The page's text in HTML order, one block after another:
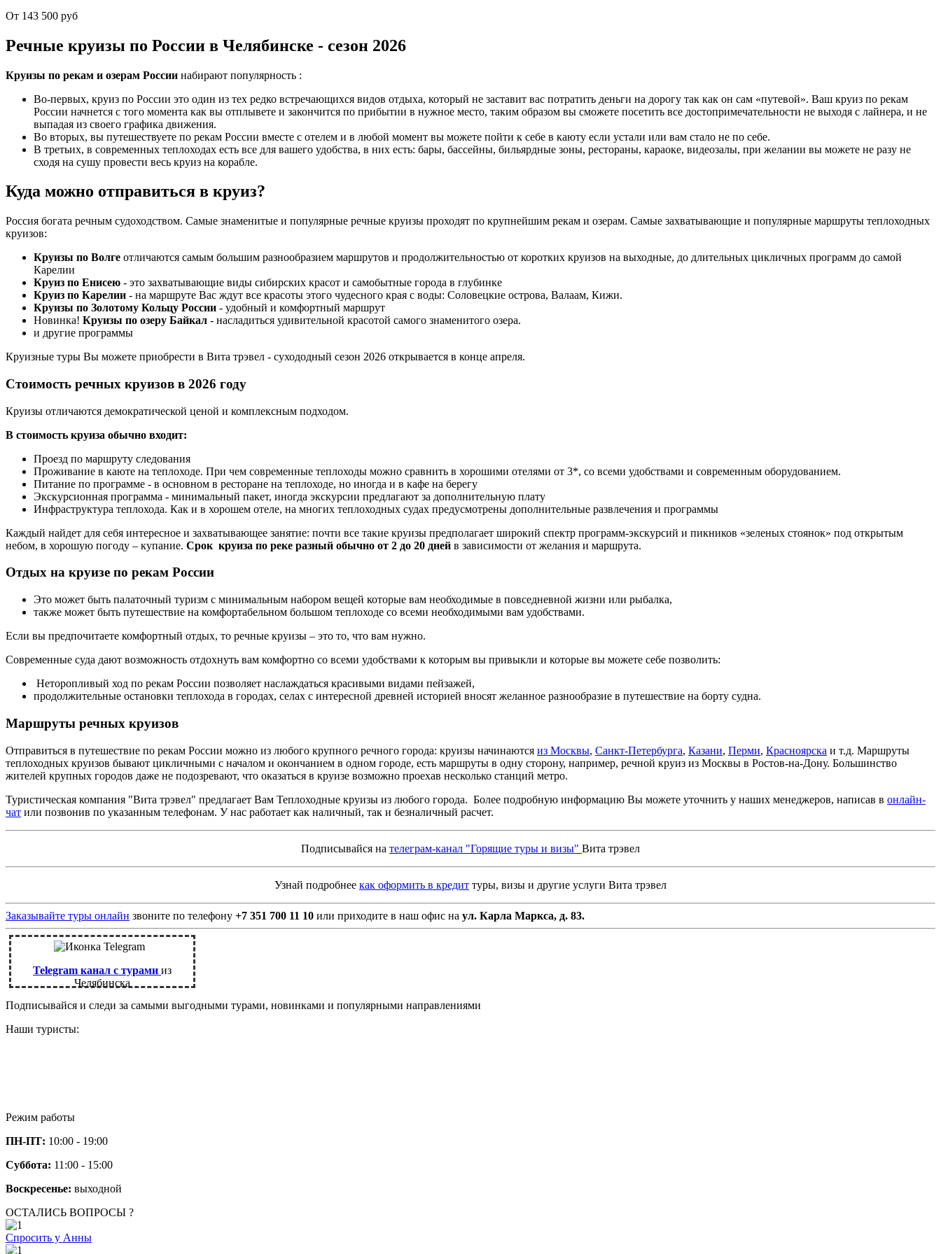
От 143 500 руб
Речные круизы по России в Челябинске - сезон 2026
Круизы по рекам и озерам России набирают популярность :
Во-первых, круиз по России это один из тех редко встречающихся видов отдыха, который не заставит вас потратить деньги на дорогу так как он сам «путевой». Ваш круиз по рекам
России начнется с того момента как вы отплывете и закончится по прибытии в нужное место, таким образом вы сможете посетить все достопримечательности не выходя с лайнера, и не
выпадая из своего графика движения.
Во вторых, вы путешествуете по рекам России вместе с отелем и в любой момент вы можете пойти к себе в каюту если устали или вам стало не по себе.
В третьих, в современных теплоходах есть все для вашего удобства, в них есть: бары, бассейны, бильярдные зоны, рестораны, караоке, видеозалы, при желании вы можете не разу не
сходя на сушу провести весь круиз на корабле.
Куда можно отправиться в круиз?
Россия богата речным судоходством. Самые знаменитые и популярные речные круизы проходят по крупнейшим рекам и озерам. Самые захватывающие и популярные маршруты теплоходных
круизов:
Круизы по Волге отличаются самым большим разнообразием маршрутов и продолжительностью от коротких круизов на выходные, до длительных цикличных программ до самой
Карелии
Круиз по Енисею - это захватывающие виды сибирских красот и самобытные города в глубинке
Круиз по Карелии - на маршруте Вас ждут все красоты этого чудесного края с воды: Соловецкие острова, Валаам, Кижи.
Круизы по Золотому Кольцу России - удобный и комфортный маршрут
Новинка! Круизы по озеру Байкал - насладиться удивительной красотой самого знаменитого озера.
и другие программы
Круизные туры Вы можете приобрести в Вита трэвел - сухододный сезон 2026 открывается в конце апреля.
Стоимость речных круизов в 2026 году
Круизы отличаются демократической ценой и комплексным подходом.
В стоимость круиза обычно входит:
Проезд по маршруту следования
Проживание в каюте на теплоходе. При чем современные теплоходы можно сравнить в хорошими отелями от 3*, со всеми удобствами и современным оборудованием.
Питание по программе - в основном в ресторане на теплоходе, но иногда и в кафе на берегу
Экскурсионная программа - минимальный пакет, иногда экскурсии предлагают за дополнительную плату
Инфраструктура теплохода. Как и в хорошем отеле, на многих теплоходных судах предусмотрены дополнительные развлечения и программы
Каждый найдет для себя интересное и захватывающее занятие: почти все такие круизы предполагает широкий спектр программ-экскурсий и пикников «зеленых стоянок» под открытым
небом, в хорошую погоду – купание. Срок круиза по реке разный обычно от 2 до 20 дней в зависимости от желания и маршрута.
Отдых на круизе по рекам России
Это может быть палаточный туризм с минимальным набором вещей которые вам необходимые в повседневной жизни или рыбалка,
также может быть путешествие на комфортабельном большом теплоходе со всеми необходимыми вам удобствами.
Если вы предпочитаете комфортный отдых, то речные круизы – это то, что вам нужно.
Современные суда дают возможность отдохнуть вам комфортно со всеми удобствами к которым вы привыкли и которые вы можете себе позволить:
Неторопливый ход по рекам России позволяет наслаждаться красивыми видами пейзажей,
продолжительные остановки теплохода в городах, селах с интересной древней историей вносят желанное разнообразие в путешествие на борту судна.
Маршруты речных круизов
Отправиться в путешествие по рекам России можно из любого крупного речного города: круизы начинаются из Москвы, Санкт-Петербурга, Казани, Перми, Красноярска и т.д. Маршруты
теплоходных круизов бывают цикличными с началом и окончанием в одном городе, есть маршруты в одну сторону, например, речной круиз из Москвы в Ростов-на-Дону. Большинство
жителей крупных городов даже не подозревают, что оказаться в круизе возможно проехав несколько станций метро.
Туристическая компания "Вита трэвел" предлагает Вам Теплоходные круизы из любого города. Более подробную информацию Вы можете уточнить у наших менеджеров, написав в онлайн-
чат или позвонив по указанным телефонам. У нас работает как наличный, так и безналичный расчет.
Подписывайся на телеграм-канал "Горящие туры и визы" Вита трэвел
Узнай подробнее как оформить в кредит туры, визы и другие услуги Вита трэвел
Заказывайте туры онлайн звоните по телефону +7 351 700 11 10 или приходите в наш офис на ул. Карла Маркса, д. 83.
Telegram канал с турами из
Челябинска
Подписывайся и следи за самыми выгодными турами, новинками и популярными направлениями
Наши туристы:
Режим работы
ПН-ПТ: 10:00 - 19:00
Суббота: 11:00 - 15:00
Воскресенье: выходной
ОСТАЛИСЬ ВОПРОСЫ ?
Спросить у Анны